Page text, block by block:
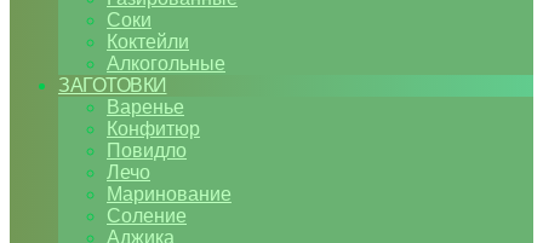
Соки
Коктейли
Алкогольные
ЗАГОТОВКИ
Варенье
Конфитюр
Повидло
Лечо
Маринование
Соление
Аджика